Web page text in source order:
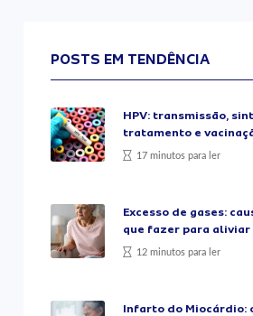
POSTS EM TENDÊNCIA
HPV: transmissão,
tratamento e
17 minutos para ler
Excesso de gases:
que fazer para aliviar
12 minutos para ler
Infarto do Miocárdio: